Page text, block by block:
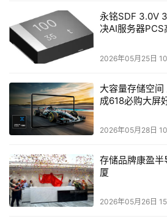
二是,整机无背板正交散热架构,
Chamber,3D真空腔均热板散热技
器通过超导热管均温翅片完成集
统阻力。通过智能调控技术的深度
断调优,单台存储设备一年可节约近千
电源)冗余模式自动切换供电技术
控制切换主备冗余供电和负载分摊
备模式,在保障冗余可靠的基础上,提
永铭SDF 3.0V
决AI服务器
2026年05月25日
大容量存储空间
成618必购大屏
2026年05月28日
存储品牌康盈
厦
2026年05月26日